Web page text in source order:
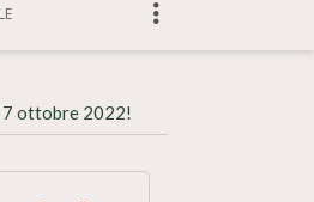
7 ottobre 2022!